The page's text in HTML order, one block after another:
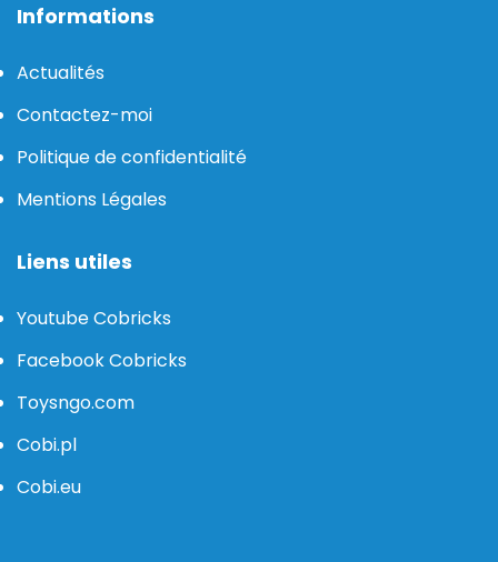
Informations
Actualités
Contactez-moi
Politique de confidentialité
Mentions Légales
Liens utiles
Youtube Cobricks
Facebook Cobricks
Toysngo.com
Cobi.pl
Cobi.eu